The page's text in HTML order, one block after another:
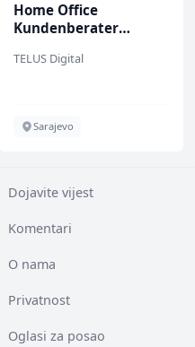
Home Office
Kundenberater
TELUS Digital
Sarajevo
Dojavite vijest
Komentari
O nama
Privatnost
Oglasi za posao